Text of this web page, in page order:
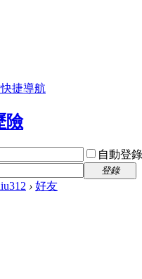
快捷導航
自動登錄
登錄
› 好友